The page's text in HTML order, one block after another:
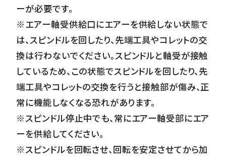
ーが必要です。
※エアー軸受供給口にエアーを供給しない状態で
は、スピンドルを回したり、先端工具やコレットの交
換は行わないでください。スピンドルと軸受が接触
しているため、この状態でスピンドルを回したり、先
端工具やコレットの交換を行うと接触部が傷み、正
常に機能しなくなる恐れがあります。
※スピンドル停止中でも、常にエアー軸受部にエア
ーを供給してください。
※スピンドルを回転させ、回転を安定させてから加